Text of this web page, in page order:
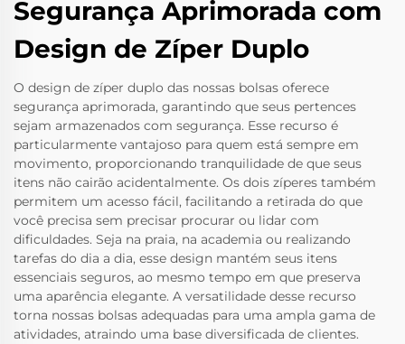
Segurança Aprimorada com
Design de Zíper Duplo
O design de zíper duplo das nossas bolsas oferece
segurança aprimorada, garantindo que seus pertences
sejam armazenados com segurança. Esse recurso é
particularmente vantajoso para quem está sempre em
movimento, proporcionando tranquilidade de que seus
itens não cairão acidentalmente. Os dois zíperes também
permitem um acesso fácil, facilitando a retirada do que
você precisa sem precisar procurar ou lidar com
dificuldades. Seja na praia, na academia ou realizando
tarefas do dia a dia, esse design mantém seus itens
essenciais seguros, ao mesmo tempo em que preserva
uma aparência elegante. A versatilidade desse recurso
torna nossas bolsas adequadas para uma ampla gama de
atividades, atraindo uma base diversificada de clientes.